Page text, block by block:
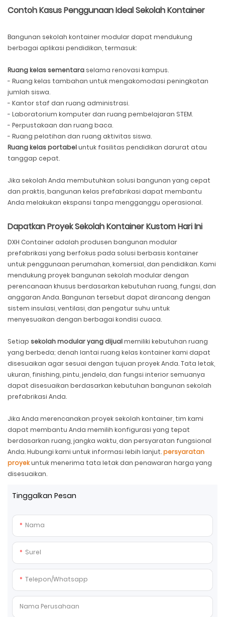
Contoh Kasus Penggunaan Ideal Sekolah Kontainer
Bangunan sekolah kontainer modular dapat mendukung
berbagai aplikasi pendidikan, termasuk:
Ruang kelas sementara selama renovasi kampus.
- Ruang kelas tambahan untuk mengakomodasi peningkatan
jumlah siswa.
- Kantor staf dan ruang administrasi.
- Laboratorium komputer dan ruang pembelajaran STEM.
- Perpustakaan dan ruang baca.
- Ruang pelatihan dan ruang aktivitas siswa.
Ruang kelas portabeluntuk fasilitas pendidikan darurat atau
tanggap cepat.
Jika sekolah Anda membutuhkan solusi bangunan yang cepat
dan praktis, bangunan kelas prefabrikasi dapat membantu
Anda melakukan ekspansi tanpa mengganggu operasional.
Dapatkan Proyek Sekolah Kontainer Kustom Hari Ini
DXH Container adalah produsen bangunan modular
prefabrikasi yang berfokus pada solusi berbasis kontainer
untuk penggunaan perumahan, komersial, dan pendidikan. Kami
mendukung proyek bangunan sekolah modular dengan
perencanaan khusus berdasarkan kebutuhan ruang, fungsi, dan
anggaran Anda. Bangunan tersebut dapat dirancang dengan
sistem insulasi, ventilasi, dan pengatur suhu untuk
menyesuaikan dengan berbagai kondisi cuaca.
Setiap sekolah modular yang dijualmemiliki kebutuhan ruang
yang berbeda; denah lantai ruang kelas kontainer kami dapat
disesuaikan agar sesuai dengan tujuan proyek Anda. Tata letak,
ukuran, finishing, pintu, jendela, dan fungsi interior semuanya
dapat disesuaikan berdasarkan kebutuhan bangunan sekolah
prefabrikasi Anda.
Jika Anda merencanakan proyek sekolah kontainer, tim kami
dapat membantu Anda memilih konfigurasi yang tepat
berdasarkan ruang, jangka waktu, dan persyaratan fungsional
Anda. Hubungi kami untuk informasi lebih lanjut.persyaratan
proyekuntuk menerima tata letak dan penawaran harga yang
disesuaikan.
Tinggalkan Pesan
Nama
Surel
Telepon/whatsapp
Nama Perusahaan